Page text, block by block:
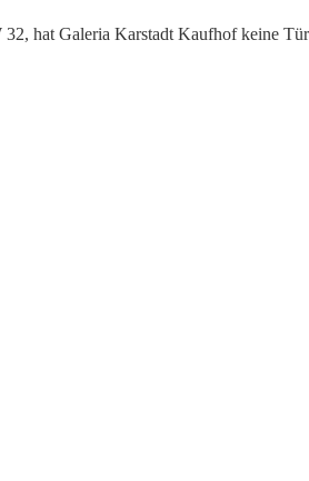
hat Galeria Karstadt Kaufhof keine